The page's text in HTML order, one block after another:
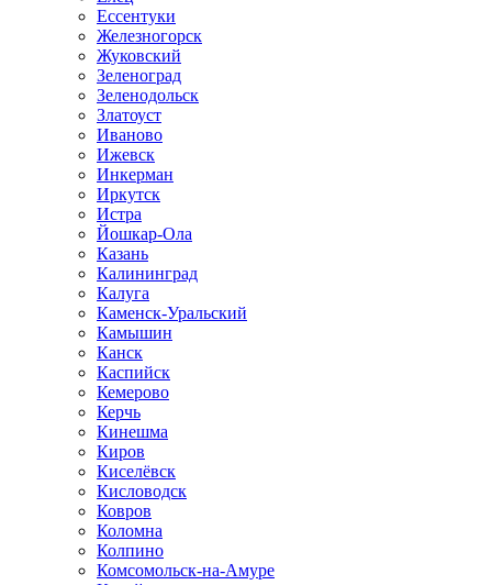
Ессентуки
Железногорск
Жуковский
Зеленоград
Зеленодольск
Златоуст
Иваново
Ижевск
Инкерман
Иркутск
Истра
Йошкар-Ола
Казань
Калининград
Калуга
Каменск-Уральский
Камышин
Канск
Каспийск
Кемерово
Керчь
Кинешма
Киров
Киселёвск
Кисловодск
Ковров
Коломна
Колпино
Комсомольск-на-Амуре